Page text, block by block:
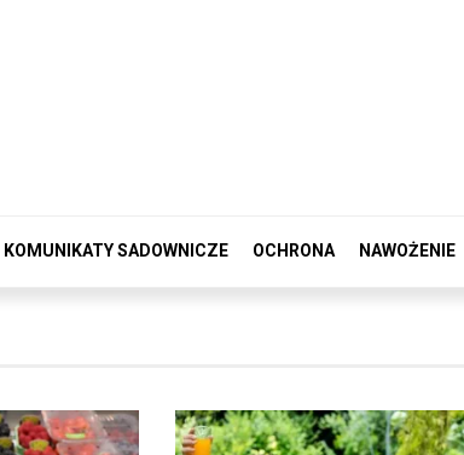
KOMUNIKATY SADOWNICZE OCHRONA NAWOŻENIE